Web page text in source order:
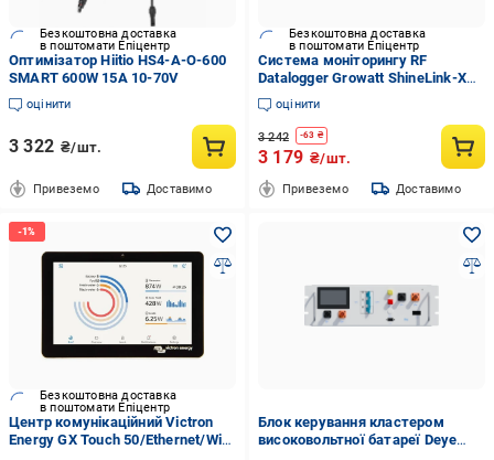
Безкоштовна доставка
в поштомати Епіцентр
Оптимізатор Hiitio HS4-A-O-600
SMART 600W 15A 10-70V
оцінити
3 322 ₴/шт.
Привеземо Доставимо
Безкоштовна доставка
в поштомати Епіцентр
Система моніторингу RF
Datalogger Growatt ShineLink-X
до 8 інверторів до 120 м IP30
GSHINELINK-X (22009770)
оцінити
3 242 -63 ₴
3 179 ₴/шт.
Привеземо Доставимо
Безкоштовна доставка
в поштомати Епіцентр
Центр комунікаційний Victron
Energy GX Touch 50/Ethernet/Wi-
Блок керування кластером
високовольтної батареї Deye